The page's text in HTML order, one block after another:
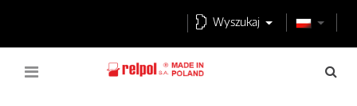
Wyszukaj